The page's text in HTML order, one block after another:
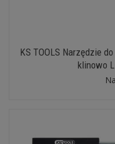
KS TOOLS Narzędzie
klinowo